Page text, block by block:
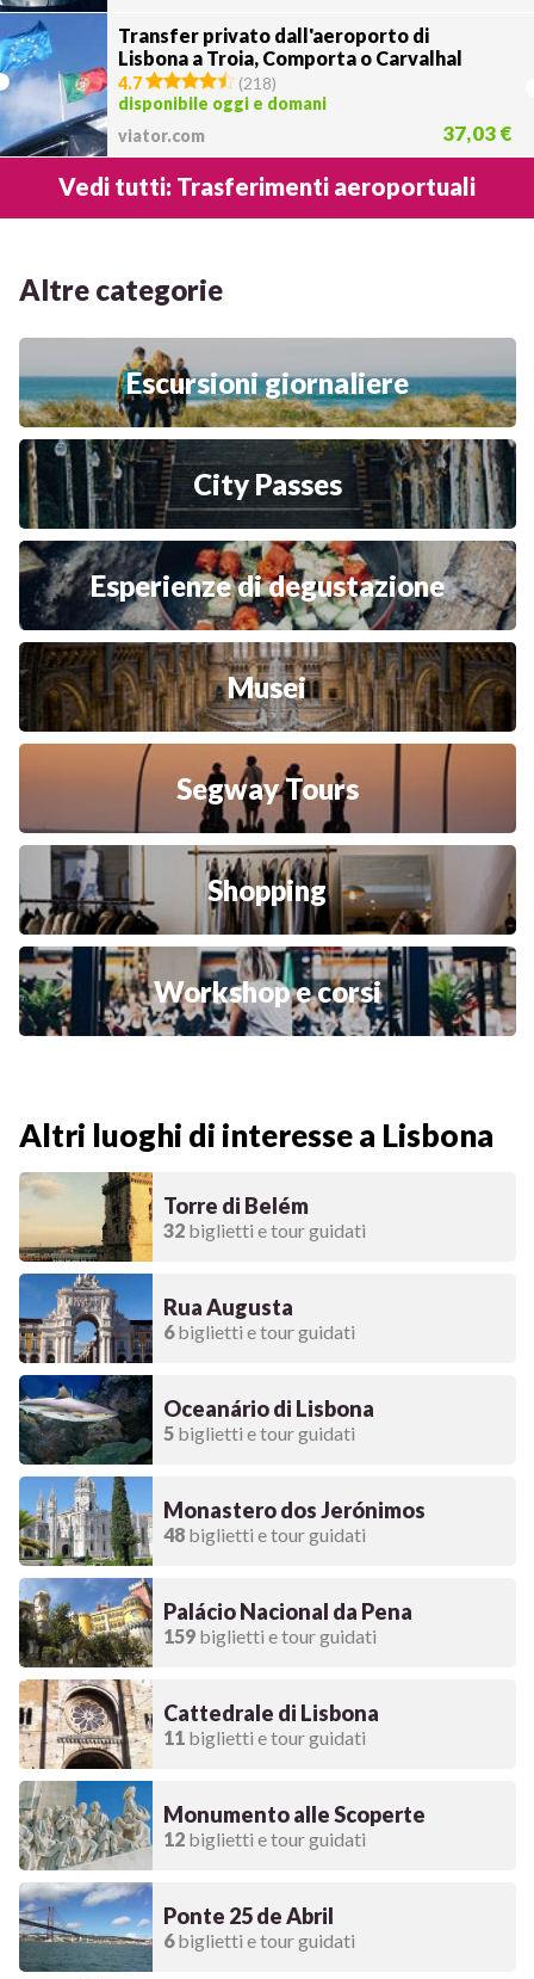
Transfer privato dall'aeroporto di
Lisbona a Troia, Comporta o Carvalhal
4.7 (218)
disponibile oggi e domani
viator.com
37,03 €
Vedi tutti: Trasferimenti aeroportuali
Altre categorie
Escursioni giornaliere
City Passes
Esperienze di degustazione
Musei
Segway Tours
Shopping
Workshop e corsi
Altri luoghi di interesse a Lisbona
Torre di Belém
32biglietti e tour guidati
Rua Augusta
6biglietti e tour guidati
Oceanário di Lisbona
5biglietti e tour guidati
Monastero dos Jerónimos
48biglietti e tour guidati
Palácio Nacional da Pena
159biglietti e tour guidati
Cattedrale di Lisbona
11biglietti e tour guidati
Monumento alle Scoperte
12biglietti e tour guidati
Ponte 25 de Abril
6biglietti e tour guidati